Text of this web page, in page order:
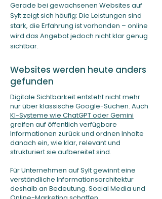
Gerade bei gewachsenen Websites auf
Sylt zeigt sich häufig: Die Leistungen sind
stark, die Erfahrung ist vorhanden – online
wird das Angebot jedoch nicht klar genug
sichtbar.
Websites werden heute anders
gefunden
Digitale Sichtbarkeit entsteht nicht mehr
nur über klassische Google-Suchen. Auch
KI-Systeme wie ChatGPT oder Gemini
greifen auf öffentlich verfügbare
Informationen zurück und ordnen Inhalte
danach ein, wie klar, relevant und
strukturiert sie aufbereitet sind.
Für Unternehmen auf Sylt gewinnt eine
verständliche Informationsarchitektur
deshalb an Bedeutung. Social Media und